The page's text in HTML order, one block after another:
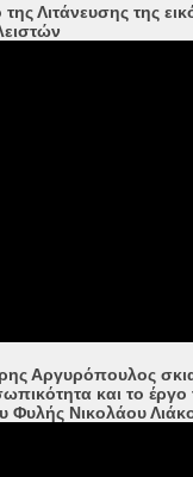
της Λιτάνευσης της
Αργυρόπουλος
και το έργο
Φυλής Νικολάου